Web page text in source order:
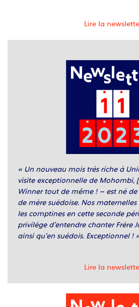
Lire la
« Un nouveau mois très riche à
visite exceptionnelle de Mohombi,
Winner tout de même ! – est né
de mère suédoise. Nos
les comptines en cette seconde
privilège d’entendre chanter Frère
ainsi qu’en suédois. Exceptionnel !
Lire la